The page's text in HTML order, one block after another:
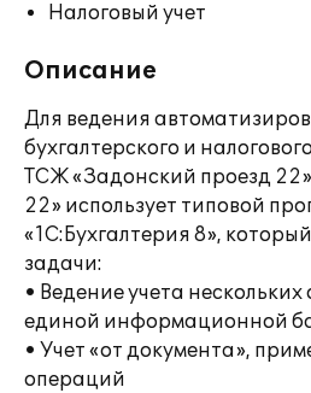
Налоговый учет
Описание
Для ведения
бухгалтерского и
ТСЖ «Задонский проезд
22» использует типовой
«1С:Бухгалтерия 8»,
задачи:
• Ведение учета
единой информационной
• Учет «от документа»,
операций